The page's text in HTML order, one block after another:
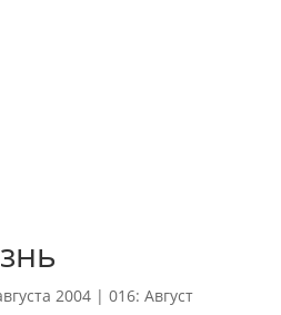
2004| 016: Август